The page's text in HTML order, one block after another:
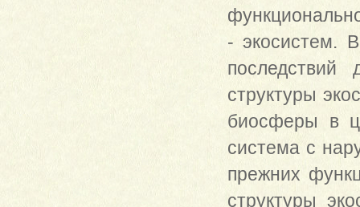
- экосистем.
последствий
структуры
биосферы в
система с
прежних
структуры